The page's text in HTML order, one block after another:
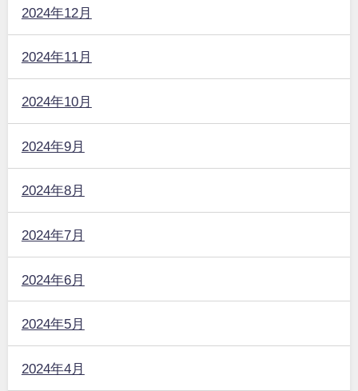
2024年12月
2024年11月
2024年10月
2024年9月
2024年8月
2024年7月
2024年6月
2024年5月
2024年4月